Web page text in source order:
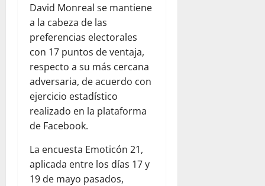
David Monreal se mantiene
a la cabeza de las
preferencias electorales
con 17 puntos de ventaja,
respecto a su más cercana
adversaria, de acuerdo con
ejercicio estadístico
realizado en la plataforma
de Facebook.
La encuesta Emoticón 21,
aplicada entre los días 17 y
19 de mayo pasados,